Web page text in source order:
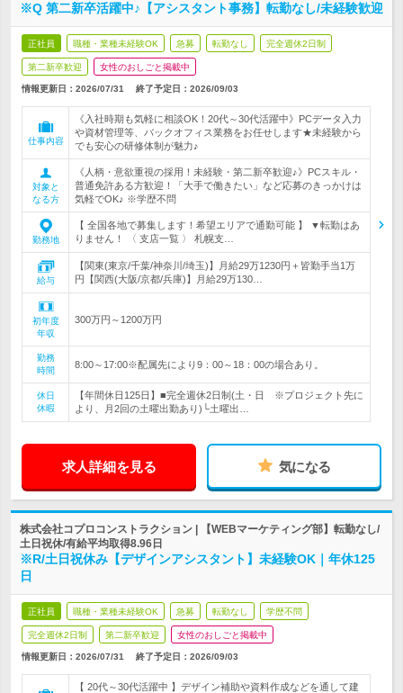
※Q 第二新卒活躍中♪【アシスタント事務】転勤なし/未経験歓迎
正社員 職種・業種未経験OK 急募 転勤なし 完全週休2日制
第二新卒歓迎 女性のおしごと掲載中
情報更新日：2026/07/31 終了予定日： 2026/09/03
仕事内容
《入社時期も気軽に相談OK！20代～30代活躍中》PCデータ入力
や資材管理等、バックオフィス業務をお任せします★未経験から
でも安心の研修体制が魅力♪
対象と
なる方
《人柄・意欲重視の採用！未経験・第二新卒歓迎♪》PCスキル・
普通免許ある方歓迎！「大手で働きたい」など応募のきっかけは
気軽でOK♪ ※学歴不問
勤務地
【 全国各地で募集します！希望エリアで通勤可能 】 ▼転勤はあ
りません！ 〈 支店一覧 〉 札幌支…
給与
【関東(東京/千葉/神奈川/埼玉)】月給29万1230円＋皆勤手当1万
円【関西(大阪/京都/兵庫)】月給29万130…
初年度
年収
300万円～1200万円
勤務
時間
8:00～17:00※配属先により9：00～18：00の場合あり。
休日
休暇
【年間休日125日】■完全週休2日制(土・日 ※プロジェクト先に
より、月2回の土曜出勤あり)└土曜出…
求人詳細を見る 気になる
株式会社コプロコンストラクション | 【WEBマーケティング部】転勤なし/
土日祝休/有給平均取得8.96日
※R/土日祝休み【デザインアシスタント】未経験OK｜年休125
日
正社員 職種・業種未経験OK 急募 転勤なし 学歴不問
完全週休2日制 第二新卒歓迎 女性のおしごと掲載中
情報更新日：2026/07/31 終了予定日： 2026/09/03
【 20代～30代活躍中 】デザイン補助や資料作成などを通して建